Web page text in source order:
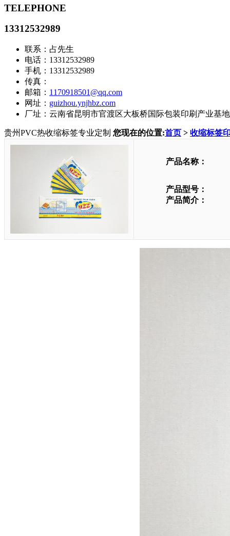
TELEPHONE
13312532989
联系：占先生
电话：13312532989
手机：13312532989
传真：
邮箱： 1170918501@qq.com
网址： guizhou.ynjhbz.com
厂址：云南省昆明市官渡区大板桥国际包装印刷产业基
贵州PVC热收缩标签专业定制 您现在的位置:首页 > 收缩标签
产品名称：
产品型号：
产品简介：